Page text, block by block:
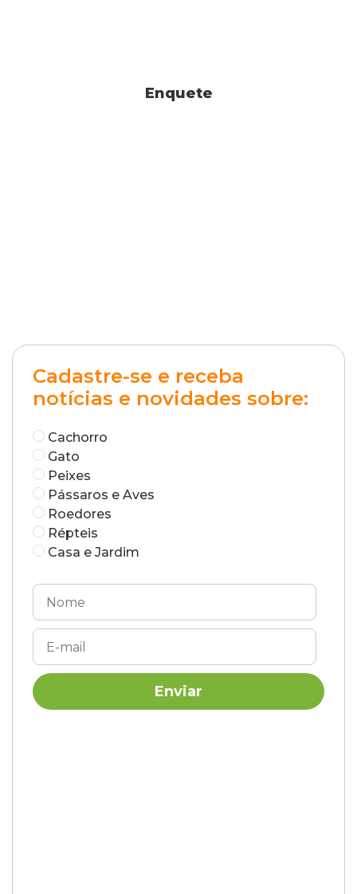
Enquete
Cadastre-se e receba
notícias e novidades sobre:
Cachorro
Gato
Peixes
Pássaros e Aves
Roedores
Répteis
Casa e Jardim